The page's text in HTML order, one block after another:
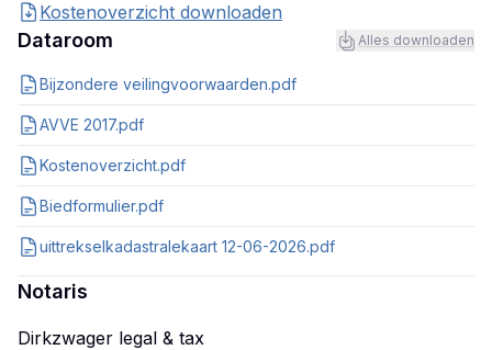
Kostenoverzicht downloaden
Dataroom Alles downloaden
Bijzondere veilingvoorwaarden.pdf
AVVE 2017.pdf
Kostenoverzicht.pdf
Biedformulier.pdf
uittrekselkadastralekaart 12-06-2026.pdf
Notaris
Dirkzwager legal & tax